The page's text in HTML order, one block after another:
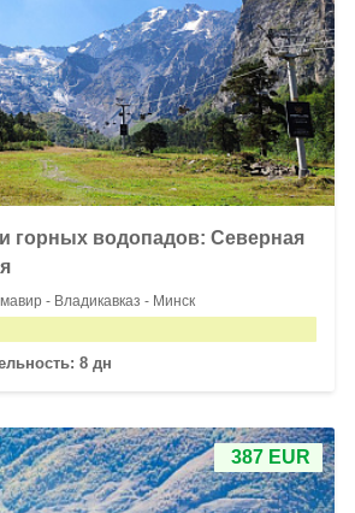
горных водопадов: Северная
- Владикавказ - Минск
8 дн
387 EUR